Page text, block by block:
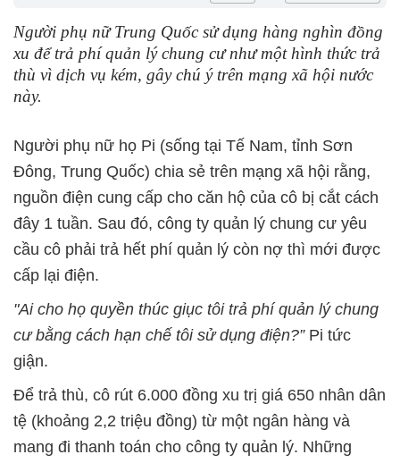
Người phụ nữ Trung Quốc sử dụng hàng nghìn đồng
xu để trả phí quản lý chung cư như một hình thức trả
thù vì dịch vụ kém, gây chú ý trên mạng xã hội nước
này.
Người phụ nữ họ Pi (sống tại Tế Nam, tỉnh Sơn
Đông, Trung Quốc) chia sẻ trên mạng xã hội rằng,
nguồn điện cung cấp cho căn hộ của cô bị cắt cách
đây 1 tuần. Sau đó, công ty quản lý chung cư yêu
cầu cô phải trả hết phí quản lý còn nợ thì mới được
cấp lại điện.
"Ai cho họ quyền thúc giục tôi trả phí quản lý chung
cư bằng cách hạn chế tôi sử dụng điện?” Pi tức
giận.
Để trả thù, cô rút 6.000 đồng xu trị giá 650 nhân dân
tệ (khoảng 2,2 triệu đồng) từ một ngân hàng và
mang đi thanh toán cho công ty quản lý. Những